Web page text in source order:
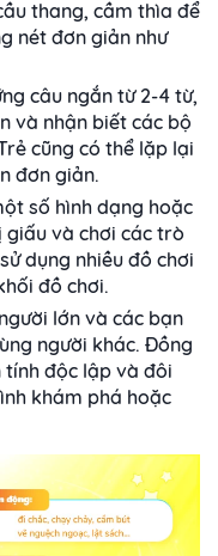
thang, cầm thìa để
nét đơn giản như
câu ngắn từ 2-4 từ,
và nhận biết các bộ
cũng có thể lặp lại
đơn giản.
số hình dạng hoặc
và chơi các trò
dụng nhiều đồ chơi
đồ chơi.
lớn và các bạn
người khác. Đồng
tính độc lập và đôi
khám phá hoặc